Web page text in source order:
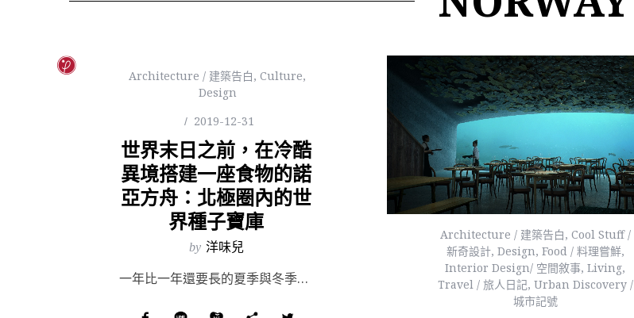
Architecture / 建築告白, Culture,
Design
2019-12-31
世界末日之前，在冷酷
異境搭建一座食物的諾
亞方舟：北極圈內的世
界種子寶庫
by 洋味兒
一年比一年還要長的夏季與冬季，打破紀錄的歐洲熱浪與森林大火，冰島甚至為一座冰河舉行葬禮——地球生態正...
Architecture / 建築告白, Cool Stuff /
新奇設計, Design, Food / 料理嘗鮮,
Interior Design/ 空間敘事, Living,
Travel / 旅人日記, Urban Discovery /
城市記號